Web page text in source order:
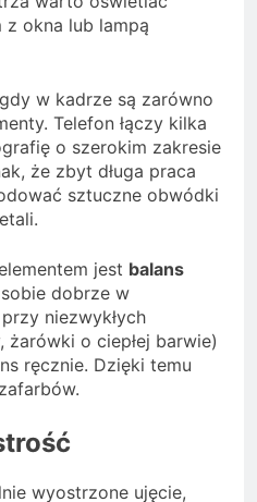
z okna lub lampą
w kadrze są zarówno
Telefon łączy kilka
o szerokim zakresie
że zbyt długa praca
sztuczne obwódki
jest balans
dobrze w
niezwykłych
żarówki o ciepłej barwie)
ręcznie. Dzięki temu
wyostrzone ujęcie,